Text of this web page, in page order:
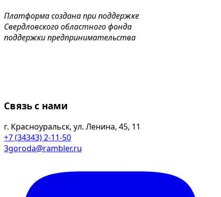
Платформа создана при поддержке
Свердловского областного фонда
поддержки предпринимательства
Связь с нами
г. Красноуральск, ул. Ленина, 45, 11
+7 (34343) 2-11-50
3goroda@rambler.ru